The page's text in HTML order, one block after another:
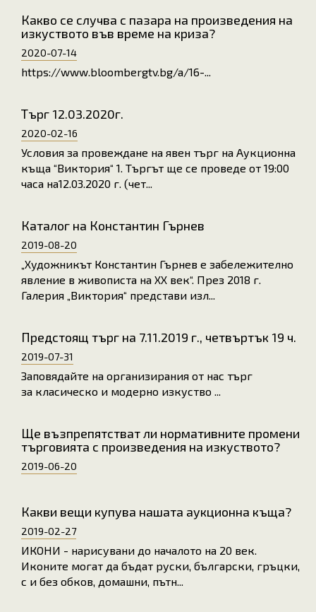
Какво се случва с пазара на произведения на
изкуството във време на криза?
2020-07-14
https://www.bloombergtv.bg/a/16-...
Търг 12.03.2020г.
2020-02-16
Условия за провеждане на явен търг на Аукционна
къща “Виктория“ 1. Търгът ще се проведе от 19:00
часа на12.03.2020 г. (чет...
Каталог на Константин Гърнев
2019-08-20
„Художникът Константин Гърнев е забележително
явление в живописта на ХХ век“. През 2018 г.
Галерия „Виктория“ представи изл...
Предстоящ търг на 7.11.2019 г., четвъртък 19 ч.
2019-07-31
Заповядайте на организирания от нас търг
за класическо и модерно изкуство ...
Ще възпрепятстват ли нормативните промени
търговията с произведения на изкуството?
2019-06-20
Какви вещи купува нашата аукционна къща?
2019-02-27
ИКОНИ - нарисувани до началото на 20 век.
Иконите могат да бъдат руски, български, гръцки,
с и без обков, домашни, пътн...